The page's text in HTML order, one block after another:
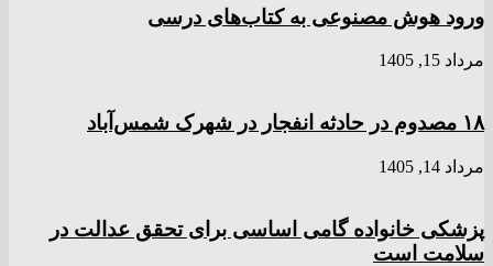
ورود هوش مصنوعی به کتاب‌های درسی
مرداد 15, 1405
۱۸ مصدوم در حادثه انفجار در شهرک شمس‌آباد
مرداد 14, 1405
پزشکی خانواده گامی اساسی برای تحقق عدالت در
سلامت است